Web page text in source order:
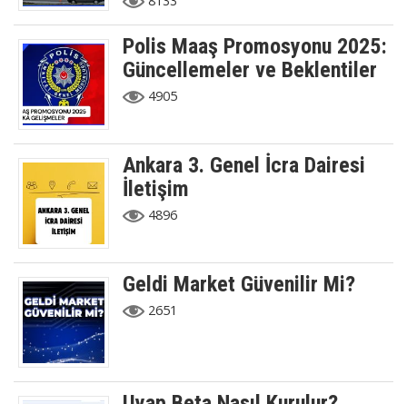
Polis Maaş Promosyonu 2025:
Güncellemeler ve Beklentiler
4905
Ankara 3. Genel İcra Dairesi
İletişim
4896
Geldi Market Güvenilir Mi?
2651